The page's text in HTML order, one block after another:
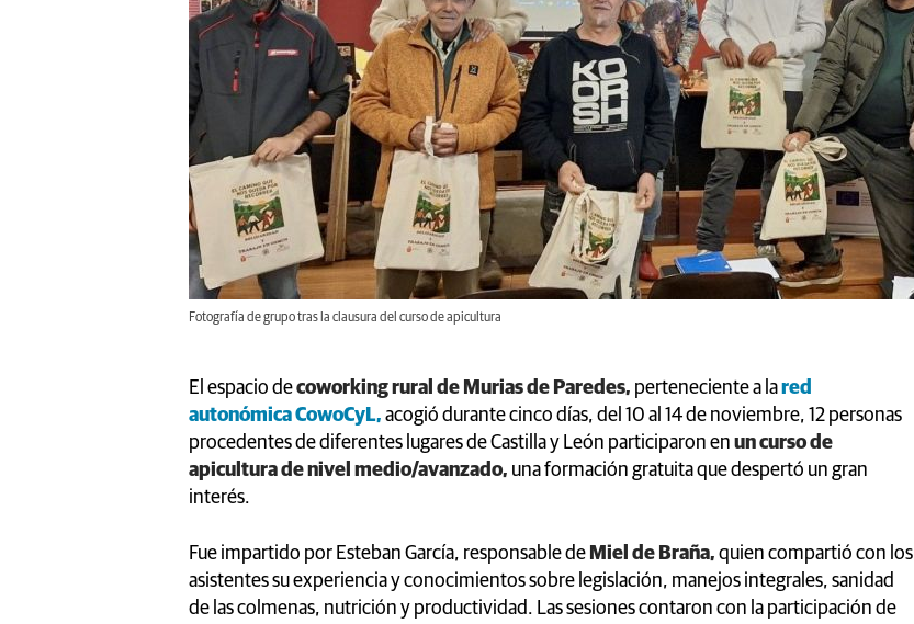
Fotografía de grupo tras la clausura del curso de apicultura
El espacio decoworking rural de Murias de Paredes, perteneciente a lared
autonómica CowoCyL, acogió durante cinco días, del 10 al 14 de noviembre, 12 personas
procedentes de diferentes lugares de Castilla y León participaron en un curso de
apicultura de nivel medio/avanzado, una formación gratuita que despertó un gran
interés.
Fue impartido por Esteban García, responsable de Miel de Braña, quien compartió con los
asistentes su experiencia y conocimientos sobre legislación, manejos integrales, sanidad
de las colmenas, nutrición y productividad. Las sesiones contaron con la participación de